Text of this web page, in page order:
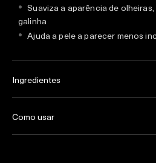
Suaviza a aparência de
galinha
Ajuda a pele a parecer menos
Ingredientes
Como usar